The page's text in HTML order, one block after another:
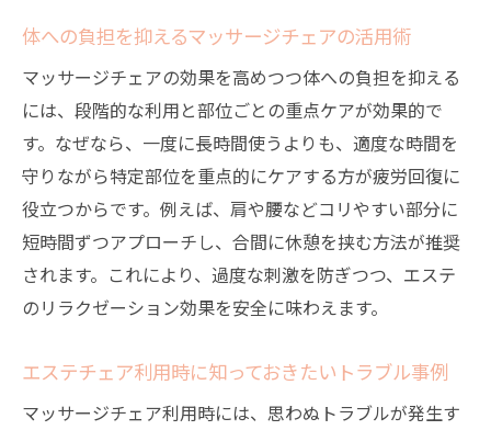
体への負担を抑えるマッサージチェアの活用術
マッサージチェアの効果を高めつつ体への負担を抑える
には、段階的な利用と部位ごとの重点ケアが効果的で
す。なぜなら、一度に長時間使うよりも、適度な時間を
守りながら特定部位を重点的にケアする方が疲労回復に
役立つからです。例えば、肩や腰などコリやすい部分に
短時間ずつアプローチし、合間に休憩を挟む方法が推奨
されます。これにより、過度な刺激を防ぎつつ、エステ
のリラクゼーション効果を安全に味わえます。
エステチェア利用時に知っておきたいトラブル事例
マッサージチェア利用時には、思わぬトラブルが発生す